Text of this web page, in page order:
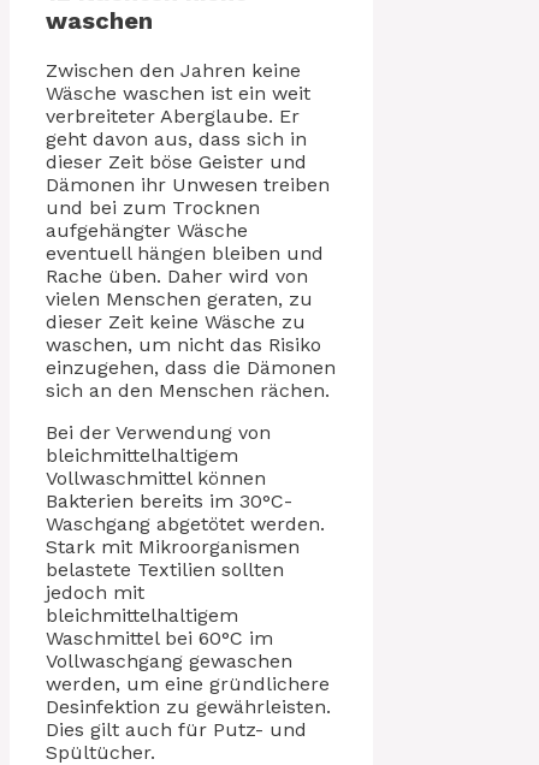
waschen
Zwischen den Jahren keine
Wäsche waschen ist ein weit
verbreiteter Aberglaube. Er
geht davon aus, dass sich in
dieser Zeit böse Geister und
Dämonen ihr Unwesen treiben
und bei zum Trocknen
aufgehängter Wäsche
eventuell hängen bleiben und
Rache üben. Daher wird von
vielen Menschen geraten, zu
dieser Zeit keine Wäsche zu
waschen, um nicht das Risiko
einzugehen, dass die Dämonen
sich an den Menschen rächen.
Bei der Verwendung von
bleichmittelhaltigem
Vollwaschmittel können
Bakterien bereits im 30°C-
Waschgang abgetötet werden.
Stark mit Mikroorganismen
belastete Textilien sollten
jedoch mit
bleichmittelhaltigem
Waschmittel bei 60°C im
Vollwaschgang gewaschen
werden, um eine gründlichere
Desinfektion zu gewährleisten.
Dies gilt auch für Putz- und
Spültücher.